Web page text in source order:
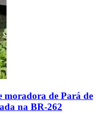
moradora de Pará de
na BR-262